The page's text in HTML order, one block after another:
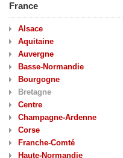
France
Alsace
Aquitaine
Auvergne
Basse-Normandie
Bourgogne
Bretagne
Centre
Champagne-Ardenne
Corse
Franche-Comté
Haute-Normandie